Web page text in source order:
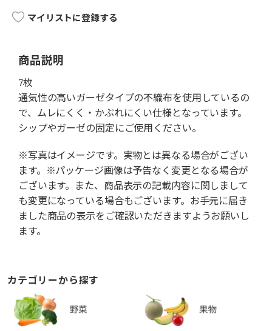
マイリストに登録する
商品説明
7枚
通気性の高いガーゼタイプの不織布を使用しているの
で、ムレにくく・かぶれにくい仕様となっています。
シップやガーゼの固定にご使用ください。
※写真はイメージです。実物とは異なる場合がござい
ます。※パッケージ画像は予告なく変更となる場合が
ございます。また、商品表示の記載内容に関しまして
も変更になっている場合もございます。お手元に届き
ました商品の表示をご確認いただきますようお願いし
ます。
カテゴリーから探す